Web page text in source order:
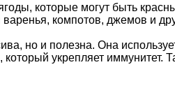
которые могут быть
варенья, компотов, джемов и
но и полезна. Она
укрепляет иммунитет.